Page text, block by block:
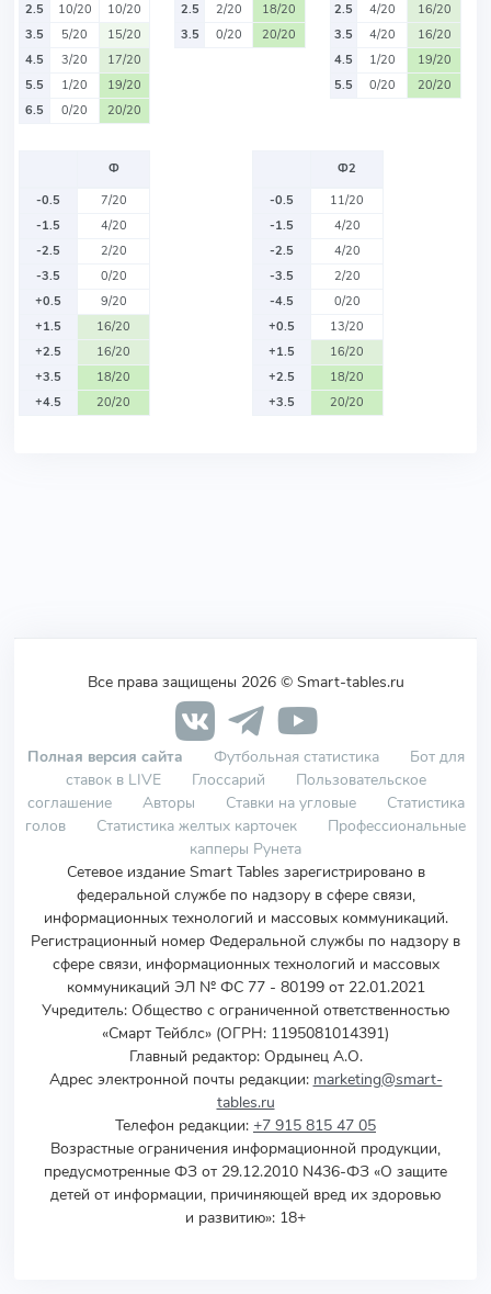
2.5
10/20
10/20
3.5
5/20
15/20
4.5
3/20
17/20
5.5
1/20
19/20
6.5
0/20 20/20
2.5
2/20
18/20
3.5
0/20 20/20
2.5
4/20
16/20
3.5
4/20
16/20
4.5
1/20
19/20
5.5
0/20 20/20
Ф
-0.5
7/20
-1.5
4/20
-2.5
2/20
-3.5
0/20
+0.5
9/20
+1.5
16/20
+2.5
16/20
+3.5
18/20
+4.5
20/20
Ф2
-0.5
11/20
-1.5
4/20
-2.5
4/20
-3.5
2/20
-4.5
0/20
+0.5
13/20
+1.5
16/20
+2.5
18/20
+3.5
20/20
Все права защищены 2026 © Smart-tables.ru
Полная версия сайта Футбольная статистика
Бот для
ставок в LIVE
Глоссарий
Пользовательское
соглашение
Авторы Ставки на угловые
Статистика
голов
Статистика желтых карточек
Профессиональные
капперы Рунета
Сетевое издание Smart Tables зарегистрировано в
федеральной службе по надзору в сфере связи,
информационных технологий и массовых коммуникаций.
Регистрационный номер Федеральной службы по надзору в
сфере связи, информационных технологий и массовых
коммуникаций ЭЛ № ФС 77 - 80199 от 22.01.2021
Учредитель: Общество с ограниченной ответственностью
«Смарт Тейблс» (ОГРН: 1195081014391)
Главный редактор: Ордынец А.О.
Адрес электронной почты редакции: marketing@smart-
tables.ru
Телефон редакции: +7 915 815 47 05
Возрастные ограничения информационной продукции,
предусмотренные ФЗ от 29.12.2010 N436-ФЗ «О защите
детей от информации, причиняющей вред их здоровью
и развитию»: 18+